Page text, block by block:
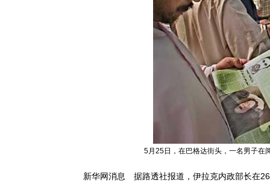
5月25日，在巴格达街头，一名男子在
新华网消息 据路透社报道，伊拉克内政部长在26